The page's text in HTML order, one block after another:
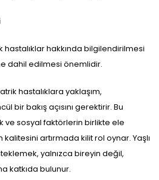
hastalıklar hakkında bilgilendirilmesi
dahil edilmesi önemlidir.
hastalıklara yaklaşım,
bir bakış açısını gerektirir. Bu
ve sosyal faktörlerin birlikte ele
kalitesini artırmada kilit rol oynar. Yaşlı
yalnızca bireyin değil,
katkıda bulunur.